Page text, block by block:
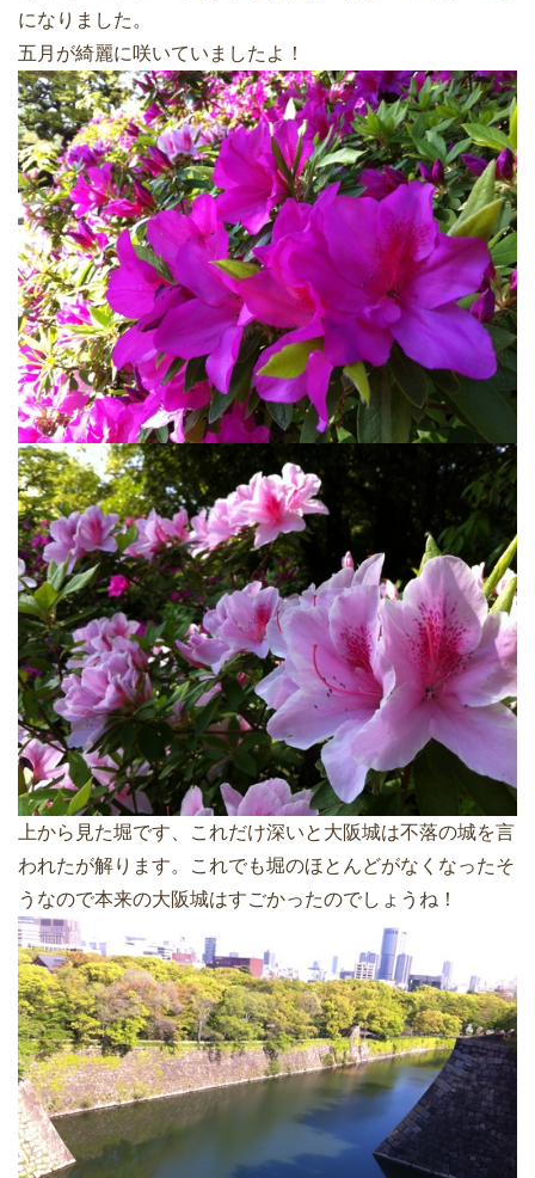
になりました。
五月が綺麗に咲いていましたよ！
上から見た堀です、これだけ深いと大阪城は不落の城を言
われたが解ります。これでも堀のほとんどがなくなったそ
うなので本来の大阪城はすごかったのでしょうね！